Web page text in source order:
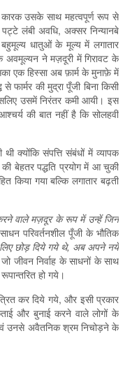
कारक उसके साथ महत्वपूर्ण रूप से
लंबी अवधि, अक्सर निन्यानबे
धातुओं के मूल्य में लगातार
अवमूल्यन ने मज़दूरी में गिरावट के
एक हिस्सा अब फ़ार्म के मुनाफ़े में
की मुद्रा पूँजी बिना किसी
उसमें निरंतर कमी आयी। इस
की बात नहीं है कि सोलहवीं
क्योंकि संपत्ति संबंधों में व्यापक
बेहतर पद्धति प्रयोग में आ चुकी
किया गया बल्कि लगातार बढ़ती
वाले मज़दूर के रूप में उन्हें जिन
परिवर्तनशील पूँजी के भौतिक
छोड़ दिये गये थे, अब अपने नये
जो जीवन निर्वाह के साधनों के साथ
हो गये।
कर दिये गये, और इसी प्रकार
और बुनाई करने वाले लोगों के
उनसे अवैतनिक श्रम निचोड़ने के